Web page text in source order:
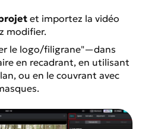
et importez la vidéo
modifier.
le logo/filigrane"—dans
en recadrant, en utilisant
ou en le couvrant avec